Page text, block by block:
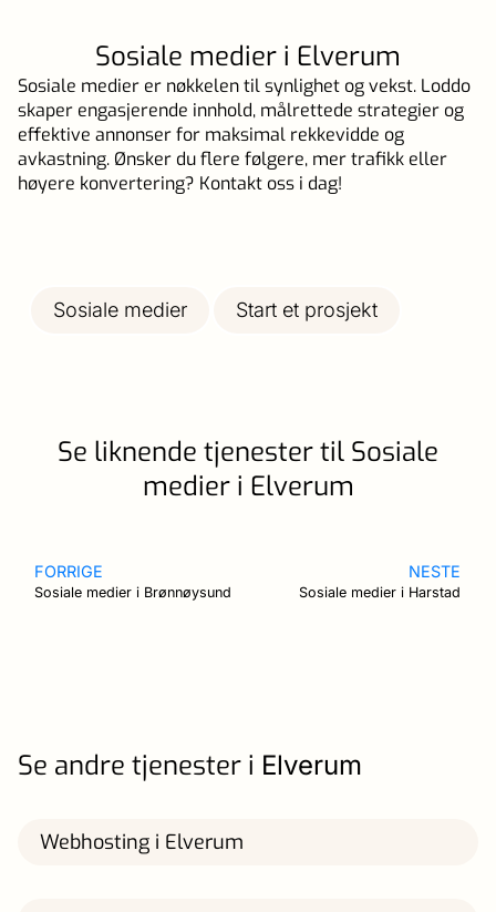
Sosiale medier i Elverum
Sosiale medier er nøkkelen til synlighet og vekst. Loddo
skaper engasjerende innhold, målrettede strategier og
effektive annonser for maksimal rekkevidde og
avkastning. Ønsker du flere følgere, mer trafikk eller
høyere konvertering? Kontakt oss i dag!
Sosiale medier Start et prosjekt
Se liknende tjenester til Sosiale
medier i Elverum
FORRIGE
Sosiale medier i Brønnøysund
NESTE
Sosiale medier i Harstad
Se andre tjenester i Elverum
Webhosting i Elverum